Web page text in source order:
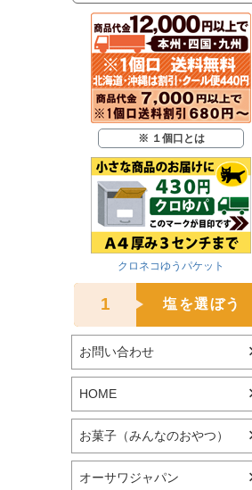
※ １個口とは
クロネコゆうパケット
1 塩を選ぼう
お問い合わせ
HOME
お菓子（みんなのおやつ）
オーサワジャパン